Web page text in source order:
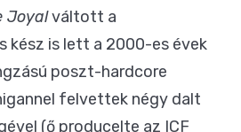
Joyalváltott a
kész is lett a 2000-es évek
poszt-hardcore
felvettek négy dalt
(ő producelte az ICF